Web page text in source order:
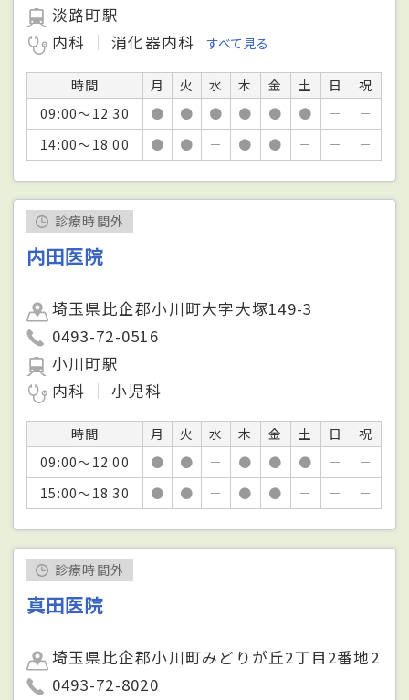
淡路町駅
内科
消化器内科 すべて見る
時間 月 火 水 木 金 土 日
祝
09:00～12:30
● ● ● ● ● ● －
－
14:00～18:00
● ● － ● ● － － －
診療時間外
内田医院
埼玉県比企郡小川町大字大塚149-3
0493-72-0516
小川町駅
内科
小児科
時間 月 火 水 木 金 土 日
祝
09:00～12:00
● ● － ● ● ● －
－
15:00～18:30
● ● － ● ● － － －
診療時間外
真田医院
埼玉県比企郡小川町みどりが丘2丁目2番地2
0493-72-8020